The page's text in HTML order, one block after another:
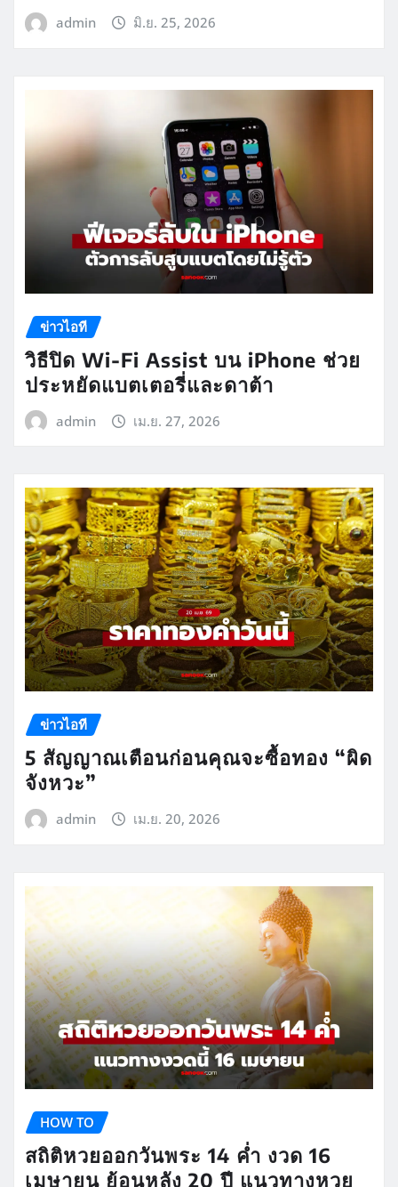
admin มิ.ย. 25, 2026
ข่าวไอที
วิธีปิด Wi-Fi Assist บน iPhone ช่วย
ประหยัดแบตเตอรี่และดาต้า
admin เม.ย. 27, 2026
ข่าวไอที
5 สัญญาณเตือนก่อนคุณจะซื้อทอง “ผิด
จังหวะ”
admin เม.ย. 20, 2026
HOW TO
สถิติหวยออกวันพระ 14 ค่ำ งวด 16
เมษายน ย้อนหลัง 20 ปี แนวทางหวย